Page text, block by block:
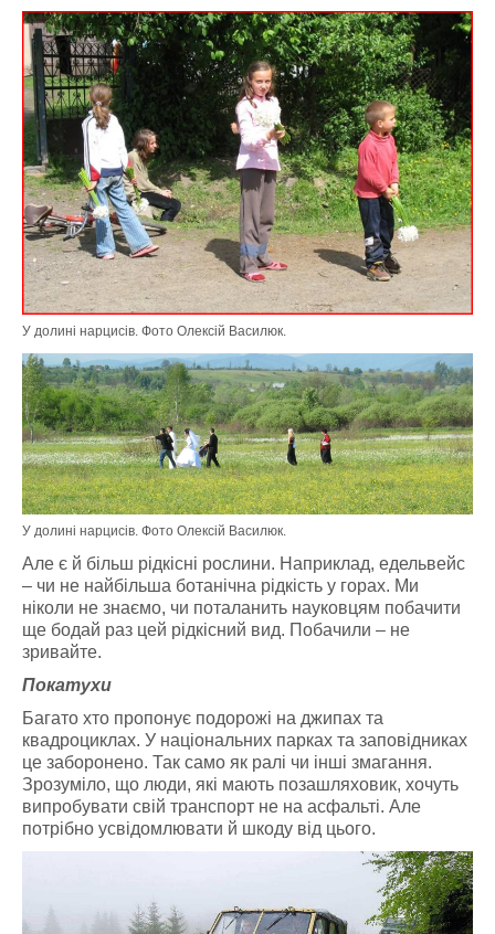
У долині нарцисів. Фото Олексій Василюк.
У долині нарцисів. Фото Олексій Василюк.
Але є й більш рідкісні рослини. Наприклад, едельвейс
– чи не найбільша ботанічна рідкість у горах. Ми
ніколи не знаємо, чи поталанить науковцям побачити
ще бодай раз цей рідкісний вид. Побачили – не
зривайте.
Покатухи
Багато хто пропонує подорожі на джипах та
квадроциклах. У національних парках та заповідниках
це заборонено. Так само як ралі чи інші змагання.
Зрозуміло, що люди, які мають позашляховик, хочуть
випробувати свій транспорт не на асфальті. Але
потрібно усвідомлювати й шкоду від цього.